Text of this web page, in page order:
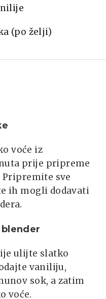
(po želji)
voće iz
prije pripreme
sve
ih mogli dodavati
ulijte slatko
vaniliju,
sok, a zatim
voće.